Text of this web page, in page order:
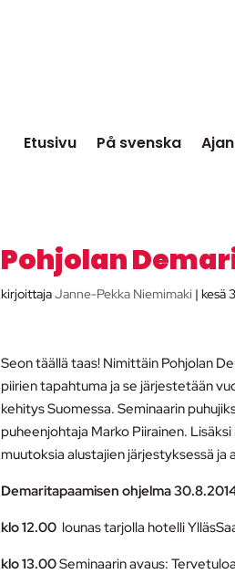
Etusivu På svenska
Pohjolan
kirjoittajaJanne-Pekka Niemimaki |kesä
Seon täällä taas! Nimittäin Pohjolan
piirien tapahtuma ja se järjestetään
kehitys Suomessa. Seminaarin
puheenjohtaja Marko Piirainen.
muutoksia alustajien järjestyksessä ja
Demaritapaamisen ohjelma
klo 12.00 lounas tarjolla hotelli
klo 13.00Seminaarin avaus: